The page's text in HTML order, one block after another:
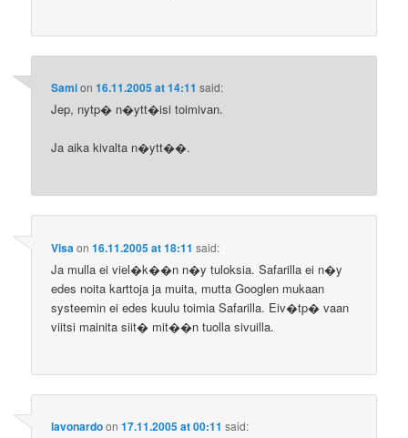
Samion16.11.2005 at 14:11 said:
Jep, nytp� n�ytt�isi toimivan.
Ja aika kivalta n�ytt��.
Visa on16.11.2005 at 18:11 said:
Ja mulla ei viel�k��n n�y tuloksia. Safarilla ei n�y
edes noita karttoja ja muita, mutta Googlen mukaan
systeemin ei edes kuulu toimia Safarilla. Eiv�tp� vaan
viitsi mainita siit� mit��n tuolla sivuilla.
lavonardoon17.11.2005 at 00:11 said: